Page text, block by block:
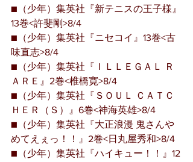
■（少年）集英社『新テニスの王子様』
13巻<許斐剛>8/4
■（少年）集英社『ニセコイ』13巻<古
味直志>8/4
■（少年）集英社『ＩＬＬＥＧＡＬ Ｒ
ＡＲＥ』2巻<椎橋寛>8/4
■（少年）集英社『ＳＯＵＬ ＣＡＴＣ
ＨＥＲ（Ｓ）』6巻<神海英雄>8/4
■（少年）集英社『大正浪漫 鬼さんや
めてえぇっ！！』2巻<日丸屋秀和>8/4
■（少年）集英社『ハイキュー！！』12